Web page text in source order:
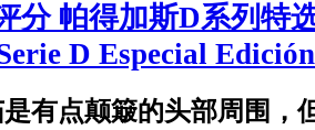
分 帕得加斯D系列特
D Especial
有点颠簸的头部周围，